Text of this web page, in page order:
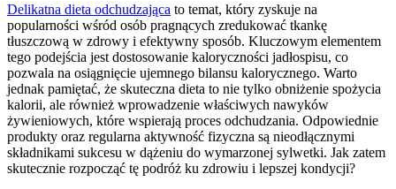
Delikatna dieta odchudzająca to temat, który zyskuje na
popularności wśród osób pragnących zredukować tkankę
tłuszczową w zdrowy i efektywny sposób. Kluczowym elementem
tego podejścia jest dostosowanie kaloryczności jadłospisu, co
pozwala na osiągnięcie ujemnego bilansu kalorycznego. Warto
jednak pamiętać, że skuteczna dieta to nie tylko obniżenie spożycia
kalorii, ale również wprowadzenie właściwych nawyków
żywieniowych, które wspierają proces odchudzania. Odpowiednie
produkty oraz regularna aktywność fizyczna są nieodłącznymi
składnikami sukcesu w dążeniu do wymarzonej sylwetki. Jak zatem
skutecznie rozpocząć tę podróż ku zdrowiu i lepszej kondycji?